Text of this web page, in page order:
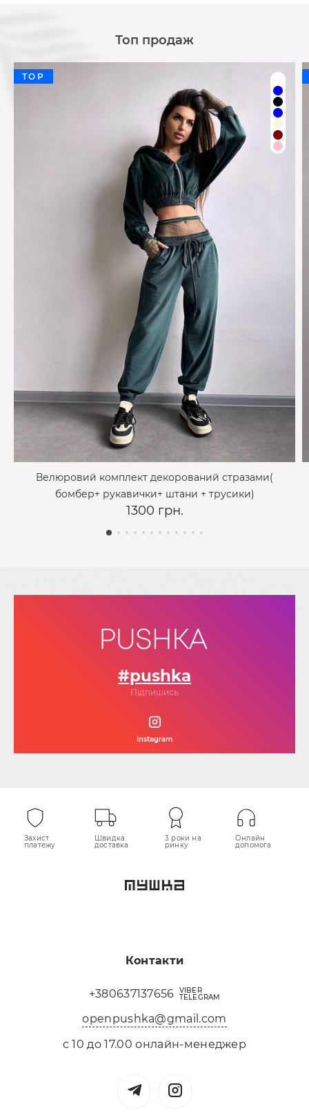
Топ продаж
TOP
Велюровий комплект декорований стразами(
бомбер+ рукавички+ штани + трусики)
1300 грн.
#pushka
Підпишись
Instagram
Захист
платежу
Швидка
доставка
3 роки на
ринку
Онлайн
допомога
Контакти
+380637137656 VIBER
TELEGRAM
openpushka@gmail.com
с 10 до 17.00 онлайн-менеджер